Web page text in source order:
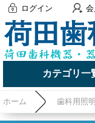
ログイン
カテゴリ一
ホーム 歯科用照